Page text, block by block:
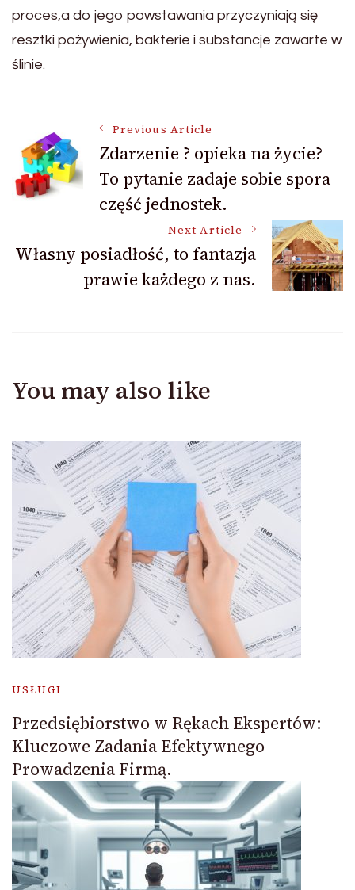
proces,a do jego powstawania przyczyniają się
resztki pożywienia, bakterie i substancje zawarte w
ślinie.
Post
Navigation
Previous Article
Zdarzenie ? opieka na życie?
To pytanie zadaje sobie spora
część jednostek.
Next Article
Własny posiadłość, to fantazja
prawie każdego z nas.
You may also like
USŁUGI
Przedsiębiorstwo w Rękach Ekspertów:
Kluczowe Zadania Efektywnego
Prowadzenia Firmą.